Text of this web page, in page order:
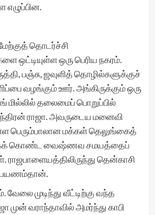
தொடர்ச்சி
ஒட்டியுள்ள ஒரு பெரிய நகரம்.
பஞ்சு, ஜவுளித் தொழில்களுக்குச்
வழங்கும் ஊர். அங்கிருக்கும் ஒரு
மில்லில் தலைமைப் பொறுப்பில்
ராஜா. அவருடைய மனைவி
பெரும்பாலான மக்கள் தெலுங்கைத்
கொண்ட வைஷ்ணவ சமயத்தைப்
ராஜபாளையத்திலிருந்து தென்காசி
பயணம்தான்.
வேலை முடிந்து வீட்டிற்கு வந்த
முன் வராந்தாவில் அமர்ந்து காபி